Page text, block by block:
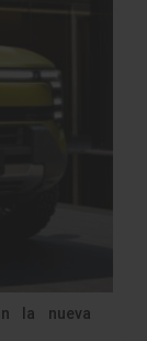
la nueva